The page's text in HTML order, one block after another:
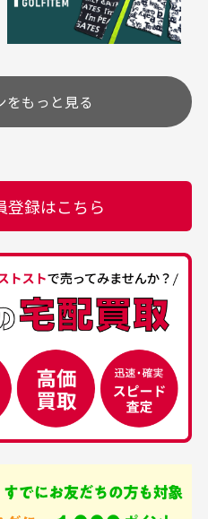
いつも素敵な商品を
す
美品です。いつも素敵な
商品をありがとうござい
ます。
50代男性
安心して中古ウェア
を買えるお店です
ており商品を大切にして
ております。
はサイト上にて告知させて
りますか？
が削除されますのでご注意
さい。
る場合がございます。
は、弊社に入荷した時点
心の注意を払っておりま
化やパーツの強度低下が
す。
ります。
認及び発送業務は致しておりま
をもっと見る
登録はこちら